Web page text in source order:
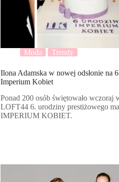
Moda Trendy
Ilona Adamska w nowej odsłonie na
Imperium Kobiet
Ponad 200 osób świętowało wczoraj
LOFT44 6. urodziny prestiżowego
IMPERIUM KOBIET.